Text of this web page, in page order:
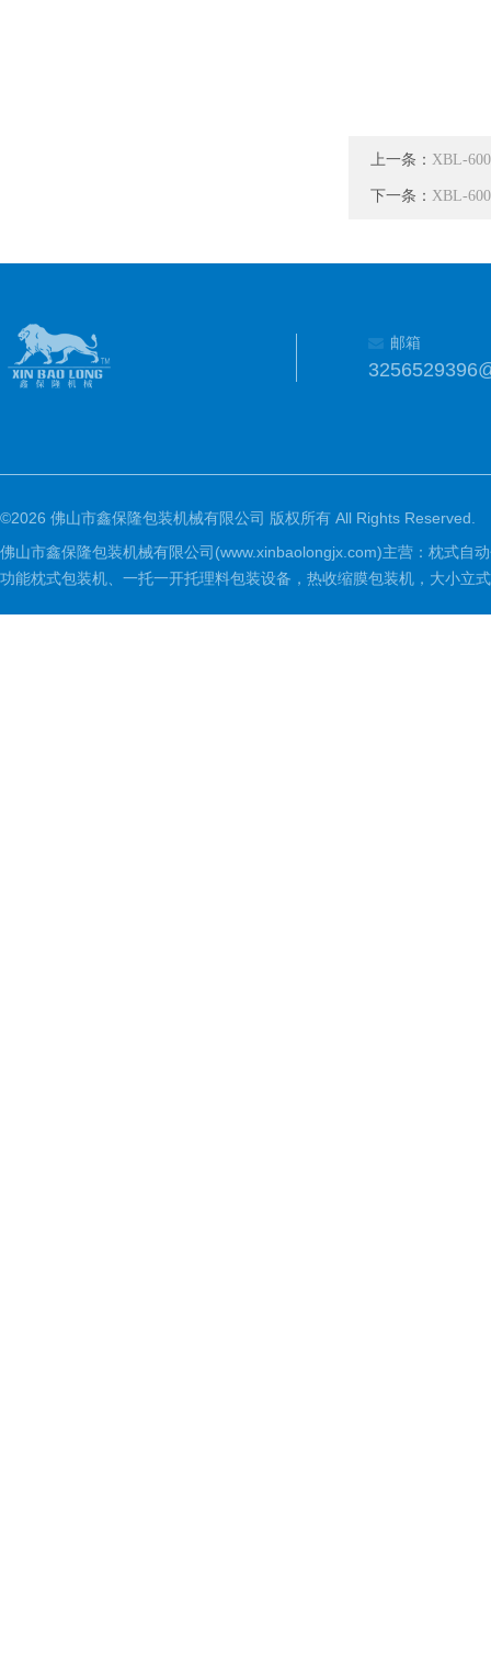
上一条： XBL-
下一条： XBL-
邮箱
©2026 佛山市鑫保隆包装机械有限公司 版权所有 All Rights Reserved.
佛山市鑫保隆包装机械有限公司(www.xinbaolongjx.com)主营：枕式自
功能枕式包装机、一托一开托理料包装设备，热收缩膜包装机，大小立